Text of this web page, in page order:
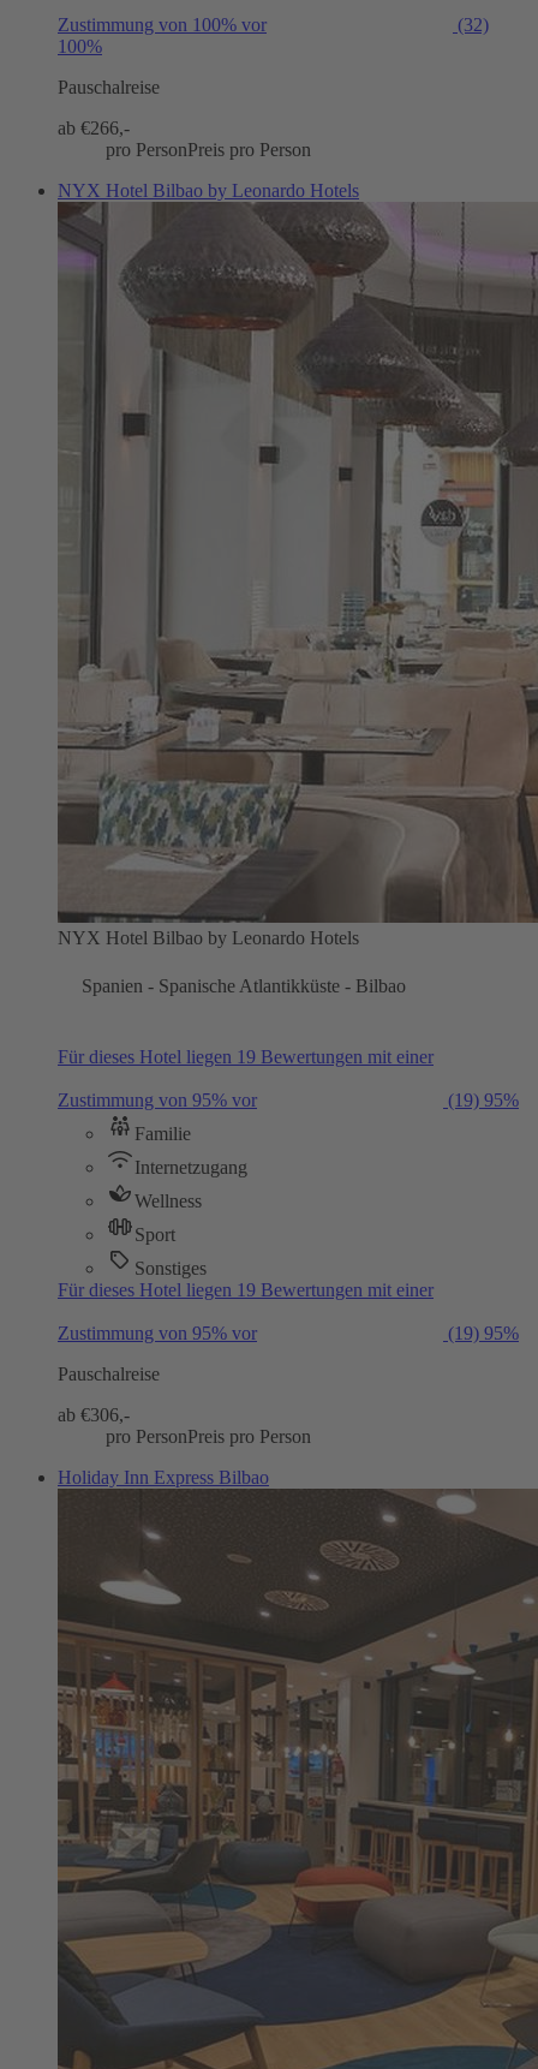
Zustimmung von 100% vor
(32)
100%
Pauschalreise
ab €266,-
pro PersonPreis pro Person
NYX Hotel Bilbao by Leonardo Hotels
NYX Hotel Bilbao by Leonardo Hotels
Spanien - Spanische Atlantikküste - Bilbao
Für dieses Hotel liegen 19 Bewertungen mit einer
Zustimmung von 95% vor (19) 95%
Familie
Internetzugang
Wellness
Sport
Sonstiges
Für dieses Hotel liegen 19 Bewertungen mit einer
Zustimmung von 95% vor (19) 95%
Pauschalreise
ab €306,-
pro PersonPreis pro Person
Holiday Inn Express Bilbao